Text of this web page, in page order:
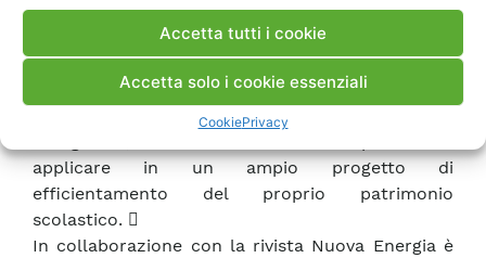
Accetta tutti i cookie
Accetta solo i cookie essenziali
CookiePrivacy
definire le priorità e pianificare nel tempo
interventi di efficienza energetica con il miglior
rapporto costi-benefici, RSE ha svolto uno
studio per valutare la sostenibilità di cinque
“pacchetti di interventi di riqualificazione
applicare in un ampio progetto di
efficientamento del proprio patrimonio
scolastico. 
In collaborazione con la rivista Nuova Energia è